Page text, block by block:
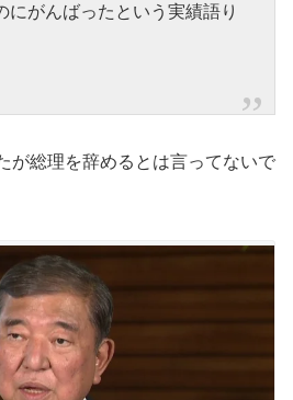
にがんばったという実績語り
が総理を辞めるとは言ってないで